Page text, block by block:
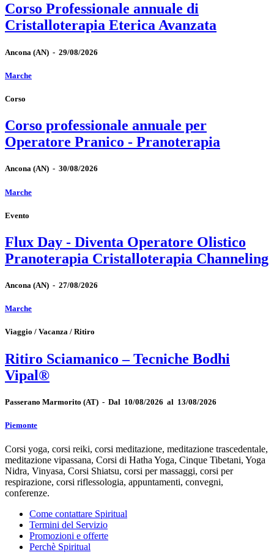
Corso Professionale annuale di
Cristalloterapia Eterica Avanzata
Ancona (AN) - 29/08/2026
Marche
Corso
Corso professionale annuale per
Operatore Pranico - Pranoterapia
Ancona (AN) - 30/08/2026
Marche
Evento
Flux Day - Diventa Operatore Olistico
Pranoterapia Cristalloterapia Channeling
Ancona (AN) - 27/08/2026
Marche
Viaggio / Vacanza / Ritiro
Ritiro Sciamanico – Tecniche Bodhi
Vipal®
Passerano Marmorito (AT) - Dal 10/08/2026 al 13/08/2026
Piemonte
Corsi yoga, corsi reiki, corsi meditazione, meditazione trascedentale,
meditazione vipassana, Corsi di Hatha Yoga, Cinque Tibetani, Yoga
Nidra, Vinyasa, Corsi Shiatsu, corsi per massaggi, corsi per
respirazione, corsi riflessologia, appuntamenti, convegni,
conferenze.
Come contattare Spiritual
Termini del Servizio
Promozioni e offerte
Perchè Spiritual